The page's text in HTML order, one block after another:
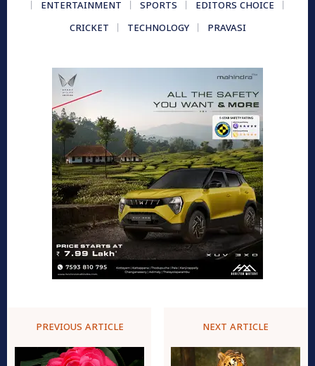
ENTERTAINMENT
SPORTS
EDITORS CHOICE
CRICKET
TECHNOLOGY PRAVASI
PREVIOUS ARTICLE NEXT ARTICLE